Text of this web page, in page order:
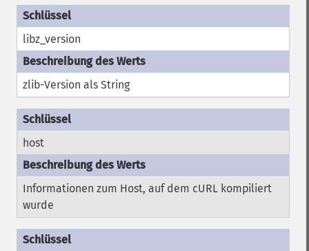
libz_version
zlib-Version als String
host
Informationen zum Host, auf dem cURL kompiliert
wurde